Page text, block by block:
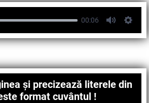
00:06
și precizează literele din
format cuvântul !